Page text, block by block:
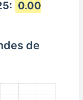
en
l’échelle
0.00
de